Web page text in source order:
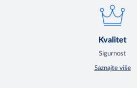
Kvalitet
Sigurnost
Saznajte više